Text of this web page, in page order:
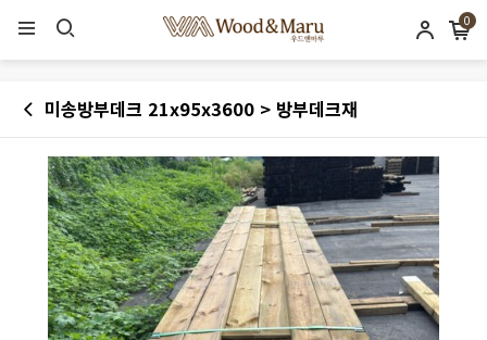
0
미송방부데크 21x95x3600 > 방부데크재